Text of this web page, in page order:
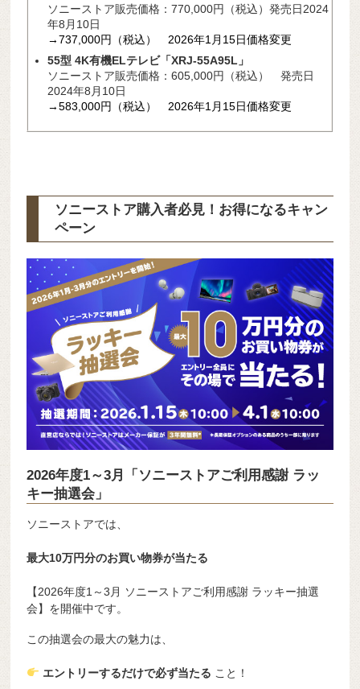
ソニーストア販売価格：770,000円（税込）発売日2024
年8月10日
→737,000円（税込） 2026年1月15日価格変更
55型 4K有機ELテレビ「XRJ-55A95L 」
ソニーストア販売価格：605,000円（税込） 発売日
2024年8月10日
→583,000円（税込） 2026年1月15日価格変更
ソニーストア購入者必見！お得になるキャン
ペーン
2026年度1～3月「ソニーストアご利用感謝 ラッ
キー抽選会」
ソニーストアでは、
最大10万円分のお買い物券が当たる
【2026年度1～3月 ソニーストアご利用感謝 ラッキー抽選
会】を開催中です。
この抽選会の最大の魅力は、
エントリーするだけで必ず当たる こと！